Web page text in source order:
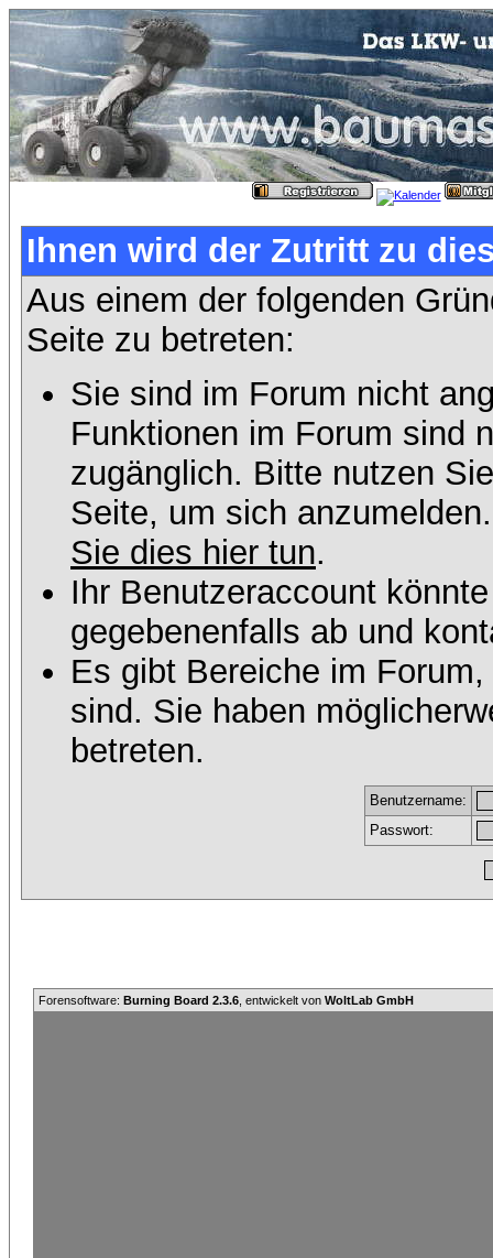
Ihnen wird der Zutritt zu
Aus einem der folgenden
Seite zu betreten:
Sie sind im Forum nicht
Funktionen im Forum sind
zugänglich. Bitte nutzen
Seite, um sich
Sie dies hier tun.
Ihr Benutzeraccount
gegebenenfalls ab und
Es gibt Bereiche im
sind. Sie haben
betreten.
Benutzername:
Passwort:
Forensoftware: Burning Board 2.3.6 , entwickelt von WoltLab GmbH